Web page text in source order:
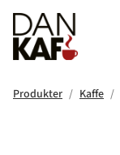
Produkter Kaffe